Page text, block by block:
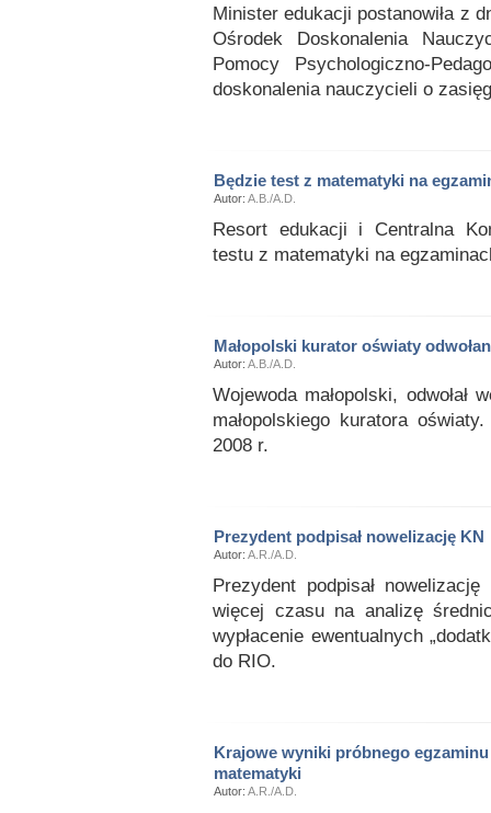
Minister edukacji postanowiła z
Ośrodek Doskonalenia
Pomocy Psychologiczno-
doskonalenia nauczycieli o
Będzie test z matematyki na
Autor: A.B./A.D.
Resort edukacji i Centralna
testu z matematyki na
Małopolski kurator oświaty
Autor: A.B./A.D.
Wojewoda małopolski,
małopolskiego kuratora
2008 r.
Prezydent podpisał nowelizację KN
Autor: A.R./A.D.
Prezydent podpisał
więcej czasu na analizę
wypłacenie ewentualnych
do RIO.
Krajowe wyniki próbnego
matematyki
Autor: A.R./A.D.